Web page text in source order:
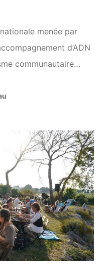
menée par
d’ADN
communautaire
auprès de
thermales,
L’objectif de
les destinations selon
[…]